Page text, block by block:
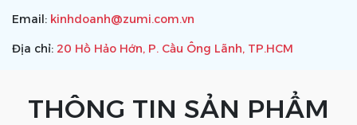
Email: kinhdoanh@zumi.com.vn
Địa chỉ: 20 Hồ Hảo Hớn, P. Cầu Ông Lãnh, TP.HCM
THÔNG TIN SẢN PHẨM